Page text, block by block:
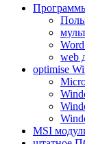
web
optimise
MSI